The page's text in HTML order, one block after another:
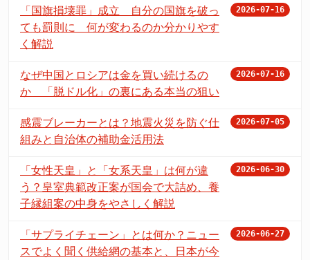
「国旗損壊罪」成立 自分の国旗を破っ
ても罰則に 何が変わるのか分かりやす
く解説
2026-07-16
なぜ中国とロシアは金を買い続けるの
か 「脱ドル化」の裏にある本当の狙い
2026-07-16
感震ブレーカーとは？地震火災を防ぐ仕
組みと自治体の補助金活用法
2026-07-05
「女性天皇」と「女系天皇」は何が違
う？皇室典範改正案が国会で大詰め、養
子縁組案の中身をやさしく解説
2026-06-30
「サプライチェーン」とは何か？ニュー
スでよく聞く供給網の基本と、日本が今
2026-06-27